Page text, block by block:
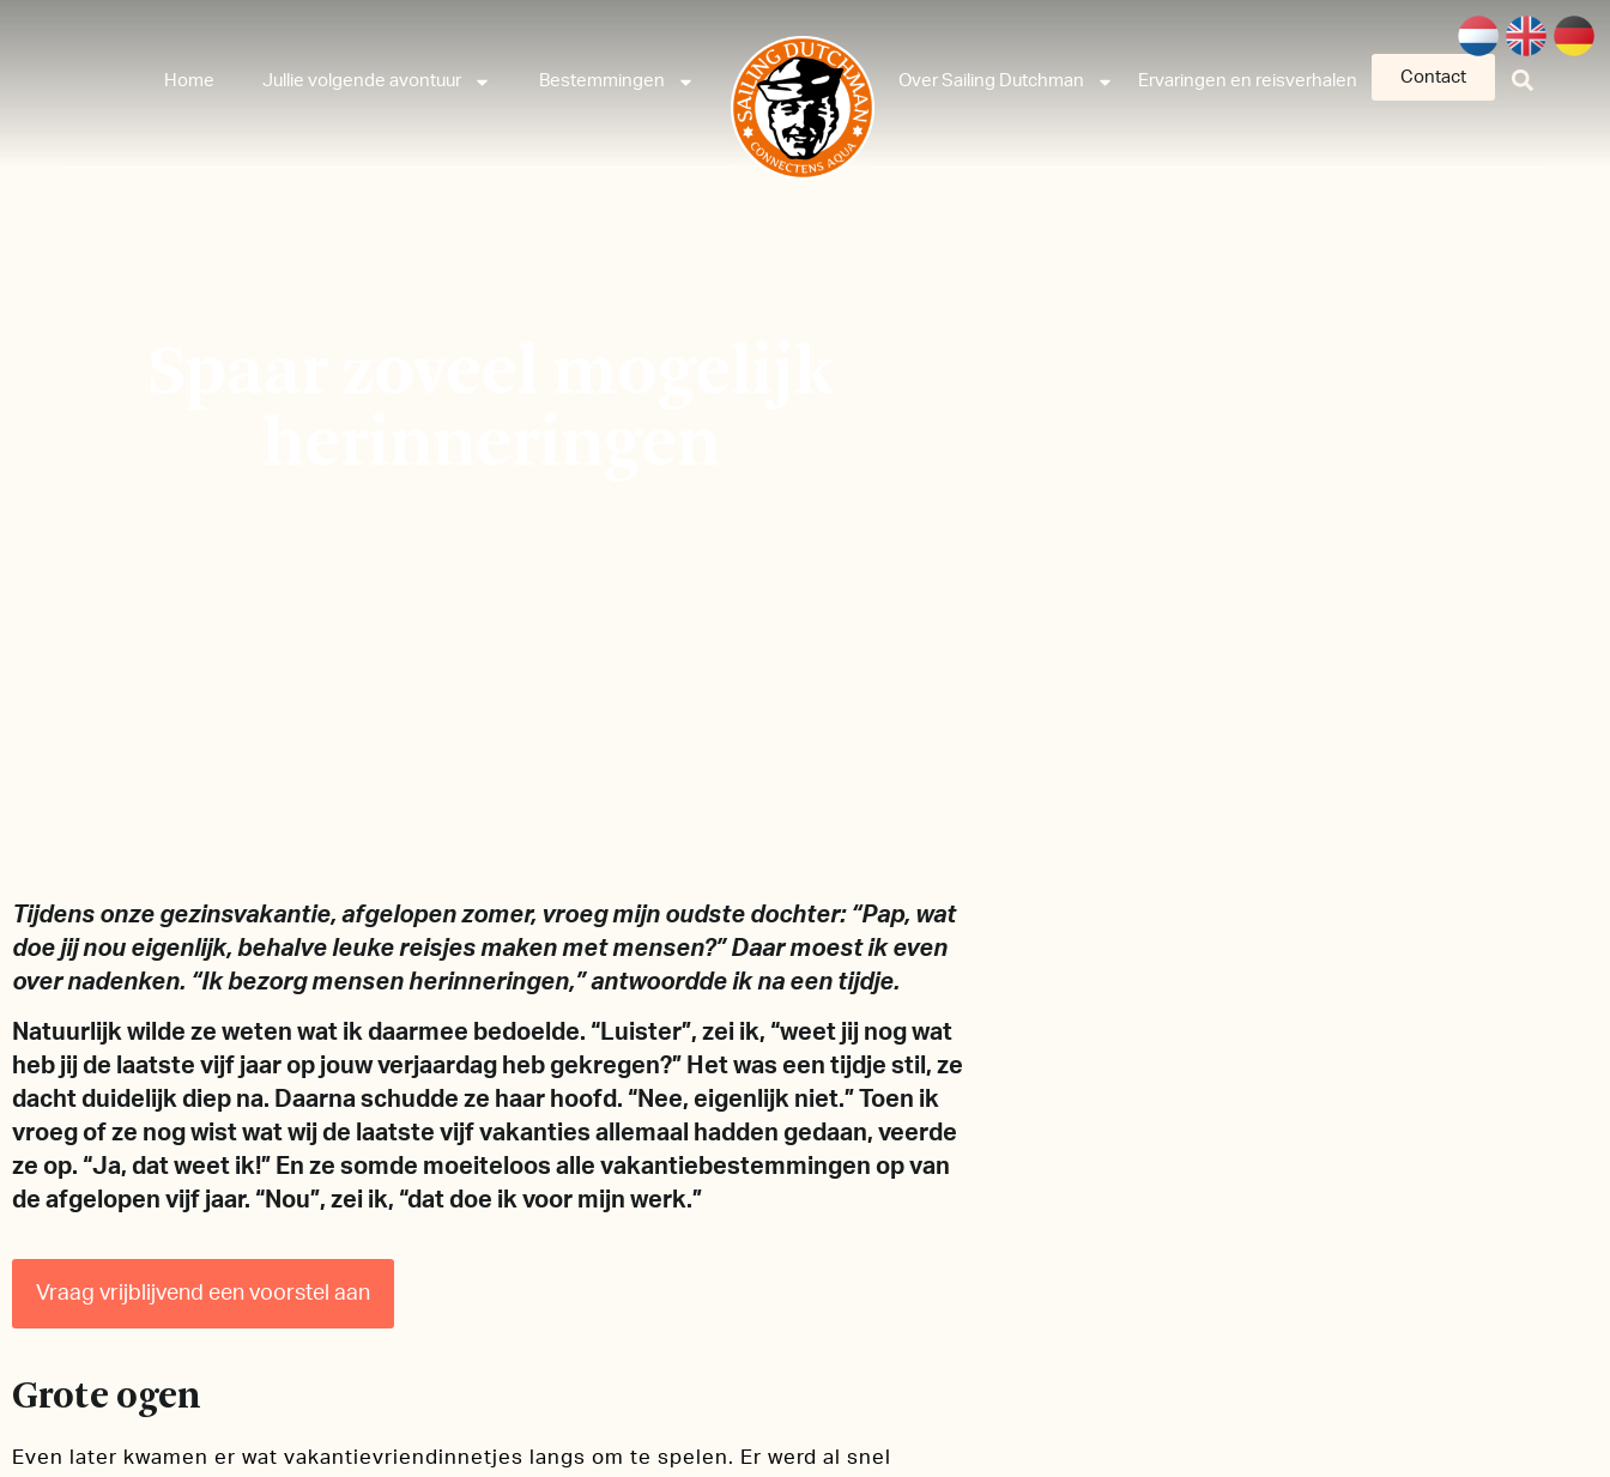
Home Jullie volgende avontuur Bestemmingen Over Sailing Dutchman Ervaringen en reisverhalen Contact
Tijdens onze gezinsvakantie, afgelopen zomer, vroeg mijn oudste dochter: “Pap, wat
doe jij nou eigenlijk, behalve leuke reisjes maken met mensen?” Daar moest ik even
over nadenken. “Ik bezorg mensen herinneringen,” antwoordde ik na een tijdje.
Natuurlijk wilde ze weten wat ik daarmee bedoelde. “Luister”, zei ik, “weet jij nog wat
heb jij de laatste vijf jaar op jouw verjaardag heb gekregen?” Het was een tijdje stil, ze
dacht duidelijk diep na. Daarna schudde ze haar hoofd. “Nee, eigenlijk niet.” Toen ik
vroeg of ze nog wist wat wij de laatste vijf vakanties allemaal hadden gedaan, veerde
ze op. “Ja, dat weet ik!” En ze somde moeiteloos alle vakantiebestemmingen op van
de afgelopen vijf jaar. “Nou”, zei ik, “dat doe ik voor mijn werk.”
Vraag vrijblijvend een voorstel aan
Grote ogen
Even later kwamen er wat vakantievriendinnetjes langs om te spelen. Er werd al snel